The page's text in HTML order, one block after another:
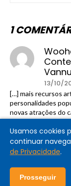
1
13/10/
[…] mais recursos
personalidades
novas atrações do
discussões e game
Comentários
Usamos cookies
continuar
de Privacidade.
Prosseguir